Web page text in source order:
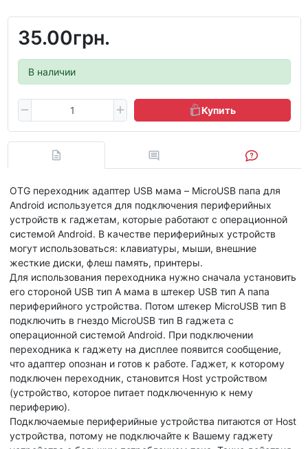
35.00грн.
В наличии
Купить
OTG переходник адаптер USB мама – MicroUSB папа для
Android используется для подключения периферийных
устройств к гаджетам, которые работают с операционной
системой Android. В качестве периферийных устройств
могут использоваться: клавиатуры, мыши, внешние
жесткие диски, флеш память, принтеры.
Для использования переходника нужно сначала установить
его стороной USB тип A мама в штекер USB тип A папа
периферийного устройства. Потом штекер MicroUSB тип B
подключить в гнездо MicroUSB тип B гаджета с
операционной системой Android. При подключении
переходника к гаджету на дисплее появится сообщение,
что адаптер опознан и готов к работе. Гаджет, к которому
подключен переходник, становится Host устройством
(устройство, которое питает подключенную к нему
периферию).
Подключаемые периферийные устройства питаются от Host
устройства, потому не подключайте к Вашему гаджету